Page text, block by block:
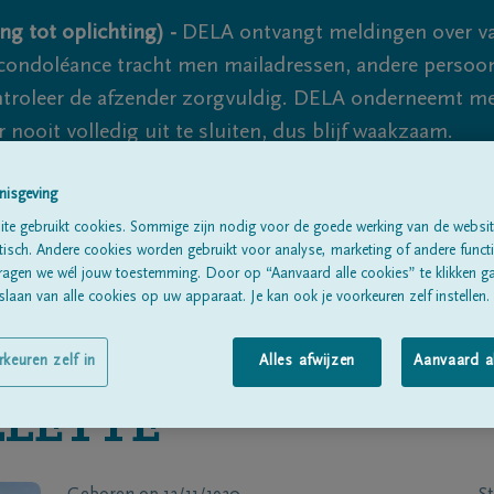
tot oplichting) - DELA ontvangt meldingen over
tracht men mailadressen, andere
de afzender zorgvuldig. DELA onderneemt
volledig uit te sluiten, dus blijf waakzaam.
Alle rouwberichtenOver ons
gebruikt cookies. Sommige zijn nodig voor de goede werking van de
Andere cookies worden gebruikt voor analyse, marketing of andere
we wél jouw toestemming. Door op “Aanvaard alle cookies” te klikken
van alle cookies op uw apparaat. Je kan ook je voorkeuren zelf instellen.
Alles afwijzen Aanvaard
zelf in